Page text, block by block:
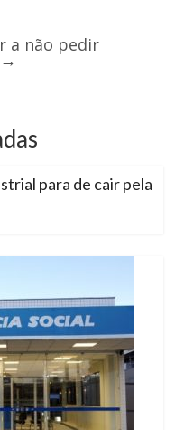
a não pedir
→
para de cair pela